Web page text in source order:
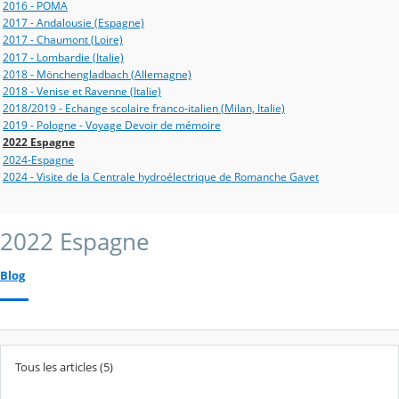
2016 - POMA
2017 - Andalousie (Espagne)
2017 - Chaumont (Loire)
2017 - Lombardie (Italie)
2018 - Mönchengladbach (Allemagne)
2018 - Venise et Ravenne (Italie)
2018/2019 - Echange scolaire franco-italien (Milan, Italie)
2019 - Pologne - Voyage Devoir de mémoire
2022 Espagne
2024-Espagne
2024 - Visite de la Centrale hydroélectrique de Romanche Gavet
2022 Espagne
Blog
Tous les articles (5)